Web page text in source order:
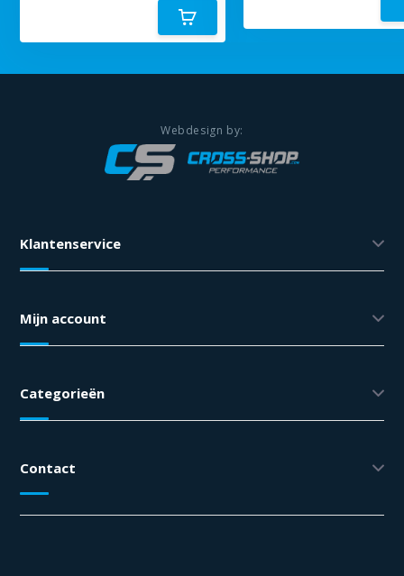
Klantenservice
Mijn account
Categorieën
Contact